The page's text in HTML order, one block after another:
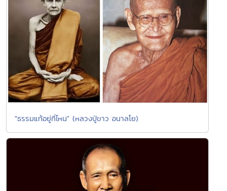
"ธรรมแท้อยู่ที่ไหน" (หลวงปู่ขาว อนาลโย)